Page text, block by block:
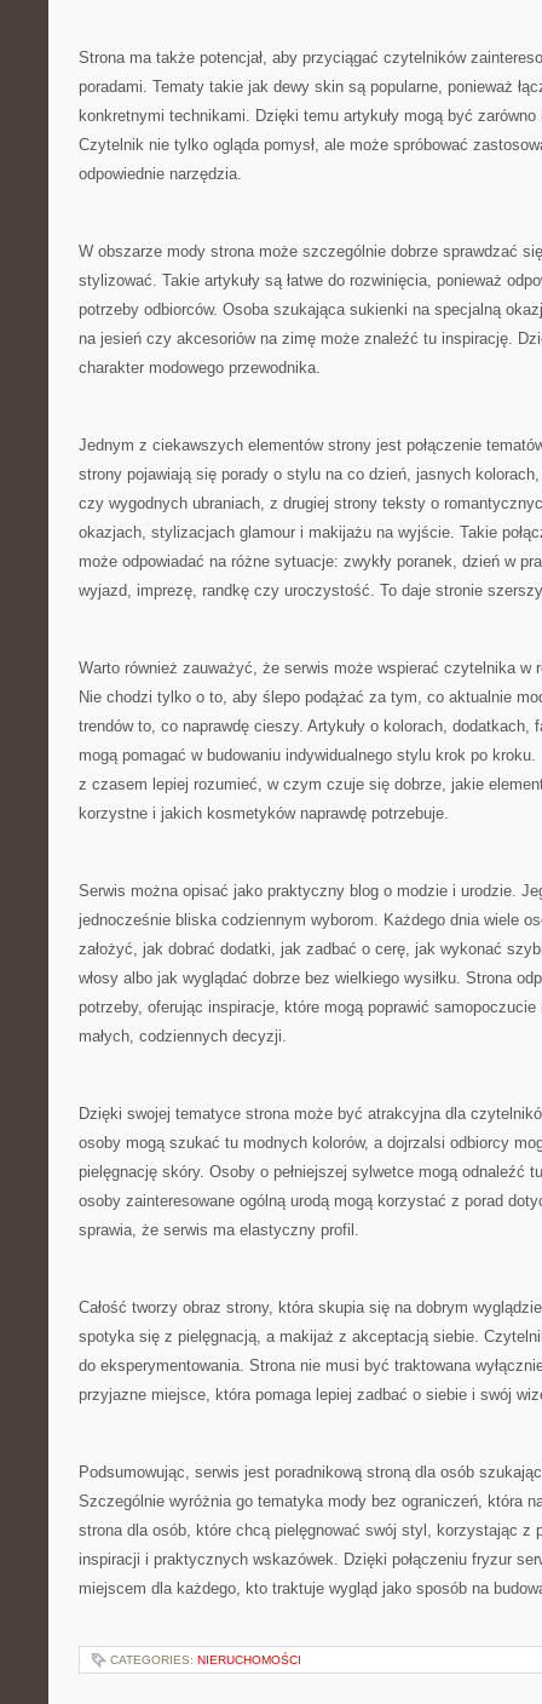
Strona ma także potencjał, aby przyciągać czytelników
poradami. Tematy takie jak dewy skin są popularne, ponieważ
konkretnymi technikami. Dzięki temu artykuły mogą być
Czytelnik nie tylko ogląda pomysł, ale może spróbować
odpowiednie narzędzia.
W obszarze mody strona może szczególnie dobrze sprawdzać
stylizować. Takie artykuły są łatwe do rozwinięcia, ponieważ
potrzeby odbiorców. Osoba szukająca sukienki na specjalną
na jesień czy akcesoriów na zimę może znaleźć tu inspirację.
charakter modowego przewodnika.
Jednym z ciekawszych elementów strony jest połączenie
strony pojawiają się porady o stylu na co dzień, jasnych
czy wygodnych ubraniach, z drugiej strony teksty o
okazjach, stylizacjach glamour i makijażu na wyjście. Takie
może odpowiadać na różne sytuacje: zwykły poranek, dzień w
wyjazd, imprezę, randkę czy uroczystość. To daje stronie
Warto również zauważyć, że serwis może wspierać czytelnika w
Nie chodzi tylko o to, aby ślepo podążać za tym, co aktualnie
trendów to, co naprawdę cieszy. Artykuły o kolorach, dodatkach,
mogą pomagać w budowaniu indywidualnego stylu krok po
z czasem lepiej rozumieć, w czym czuje się dobrze, jakie
korzystne i jakich kosmetyków naprawdę potrzebuje.
Serwis można opisać jako praktyczny blog o modzie i urodzie.
jednocześnie bliska codziennym wyborom. Każdego dnia wiele
założyć, jak dobrać dodatki, jak zadbać o cerę, jak wykonać
włosy albo jak wyglądać dobrze bez wielkiego wysiłku. Strona
potrzeby, oferując inspiracje, które mogą poprawić samopoczucie
małych, codziennych decyzji.
Dzięki swojej tematyce strona może być atrakcyjna dla
osoby mogą szukać tu modnych kolorów, a dojrzalsi odbiorcy
pielęgnację skóry. Osoby o pełniejszej sylwetce mogą odnaleźć
osoby zainteresowane ogólną urodą mogą korzystać z porad
sprawia, że serwis ma elastyczny profil.
Całość tworzy obraz strony, która skupia się na dobrym
spotyka się z pielęgnacją, a makijaż z akceptacją siebie.
do eksperymentowania. Strona nie musi być traktowana
przyjazne miejsce, która pomaga lepiej zadbać o siebie i swój
Podsumowując, serwis jest poradnikową stroną dla osób
Szczególnie wyróżnia go tematyka mody bez ograniczeń, która
strona dla osób, które chcą pielęgnować swój styl, korzystając z
inspiracji i praktycznych wskazówek. Dzięki połączeniu fryzur
miejscem dla każdego, kto traktuje wygląd jako sposób na
CATEGORIES: NIERUCHOMOŚCI